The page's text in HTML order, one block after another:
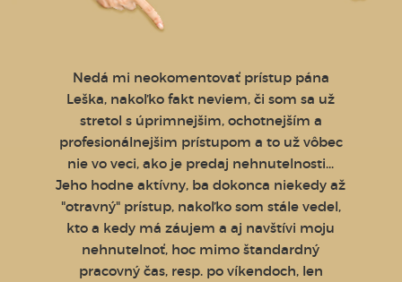
Nedá mi neokomentovať prístup pána
Leška, nakoľko fakt neviem, či som sa už
stretol s úprimnejšim, ochotnejším a
profesionálnejšim prístupom a to už vôbec
nie vo veci, ako je predaj nehnutelnosti...
Jeho hodne aktívny, ba dokonca niekedy až
"otravný" prístup, nakoľko som stále vedel,
kto a kedy má záujem a aj navštívi moju
nehnutelnoť, hoc mimo štandardný
pracovný čas, resp. po víkendoch, len